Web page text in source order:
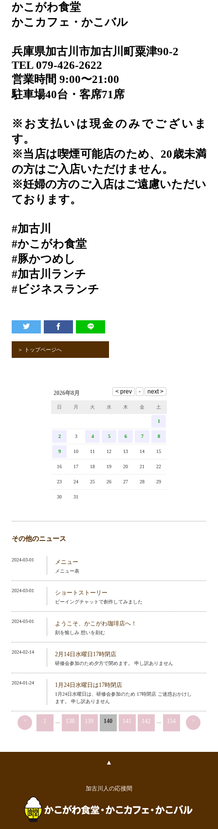
かこがわ食堂
かこカフェ・かこバル
兵庫県加古川市加古川町粟津90-2
TEL 079-426-2622
営業時間 9:00〜21:00
駐車場40台・客席71席
※お支払いは現金のみでございま
す。
※当店は喫煙可能店のため、20歳未満
の方はご入店いただけません。
※妊婦の方のご入店はご遠慮いただい
ております。
#加古川
#かこがわ食堂
#豚かつめし
#加古川ランチ
#ビジネスランチ
＞ トップページへ
2026年8月
日 月 火 水 木 金 土
1
2 3 4 5 6 7 8
9 10 11 12 13 14 15
16 17 18 19 20 21 22
23 24 25 26 27 28 29
30 31
その他のニュース
2024-03-01 メニュー
メニュー表
2024-03-01 ショートストーリー
ビーイングチャットで創作してみました
2024-03-01 ようこそ、かこがわ珈琲店へ！
刻を愉しみ 想いを刻む
2024-02-14 2月14日水曜日17時閉店
研修会参加のため夕方で閉めます。 申し訳ありません
2024-01-24 1月24日水曜日は17時閉店
1月24日水曜日は、研修会参加のため 17時閉店 ご迷惑おかけし
ます。 申し訳ありません
< 1 ... 138 139 140 141 142 ... 154 >
▲
加古川人の応接間